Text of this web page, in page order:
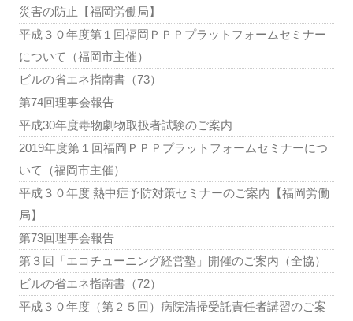
災害の防止【福岡労働局】
平成３０年度第１回福岡ＰＰＰプラットフォームセミナー
について（福岡市主催）
ビルの省エネ指南書（73）
第74回理事会報告
平成30年度毒物劇物取扱者試験のご案内
2019年度第１回福岡ＰＰＰプラットフォームセミナーにつ
いて（福岡市主催）
平成３０年度 熱中症予防対策セミナーのご案内【福岡労働
局】
第73回理事会報告
第３回「エコチューニング経営塾」開催のご案内（全協）
ビルの省エネ指南書（72）
平成３０年度（第２５回）病院清掃受託責任者講習のご案